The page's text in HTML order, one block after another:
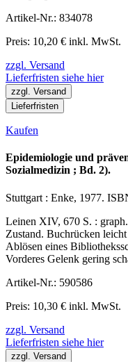
Artikel-Nr.: 834078
Preis: 10,20 € inkl. MwSt.
zzgl. Versand
Lieferfristen siehe hier
zzgl. Versand
Lieferfristen
Kaufen
Epidemiologie und
Sozialmedizin ; Bd. 2).
Stuttgart : Enke, 1977.
Leinen XIV, 670 S. :
Zustand. Buchrücken
Ablösen eines
Vorderes Gelenk gering
Artikel-Nr.: 590586
Preis: 10,30 € inkl. MwSt.
zzgl. Versand
Lieferfristen siehe hier
zzgl. Versand